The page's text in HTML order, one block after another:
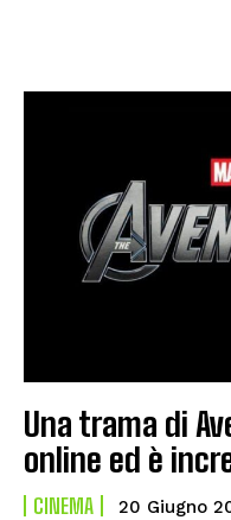
Una trama di
online ed è
CINEMA 20 Giugno